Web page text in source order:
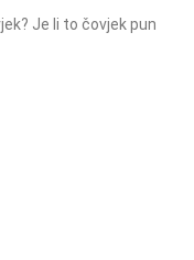
Je li to čovjek pun